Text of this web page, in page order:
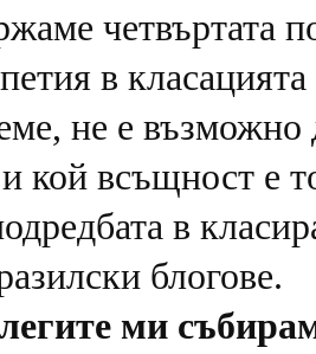
четвъртата
в класацията
не е възможно
кой всъщност е
в
блогове.
ми